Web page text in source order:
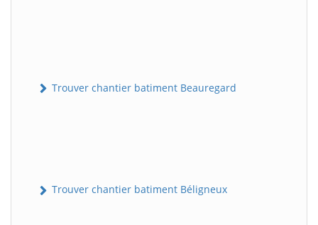
Trouver chantier batiment Beauregard
Trouver chantier batiment Béligneux